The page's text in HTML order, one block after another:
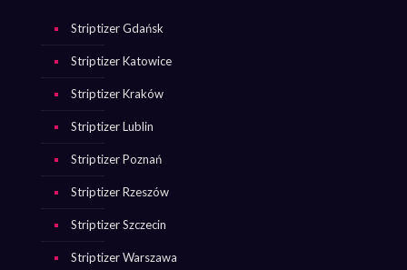
Striptizer Gdańsk
Striptizer Katowice
Striptizer Kraków
Striptizer Lublin
Striptizer Poznań
Striptizer Rzeszów
Striptizer Szczecin
Striptizer Warszawa